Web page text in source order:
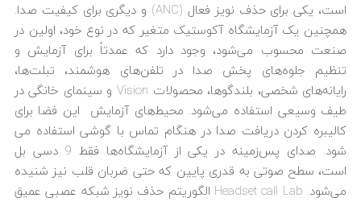
است، یکی برای حذف نویز فعال (ANC) و دیگری برای کیفیت صدا.
همچنین یک آزمایشگاه آکوستیک متغیر که در نوع خود، اولین در
صنعت محسوب می‌شود، وجود دارد که عمدتاً برای آزمایش و
تنظیم جلوه‌های پخش صدا در تلفن‌های هوشمند، تبلت‌ها،
رایانه‌های شخصی، بلندگوها، محصولات Vision و سینمای خانگی در
طیف وسیعی استفاده می‌شود. محیط‌های آزمایش این فضا برای
کالیبره کردن دریافت صدا در هنگام تماس با گوشی استفاده می
شود. صدای پس‌زمینه در یکی از آزمایشگاه‌ها فقط 9 دسی بل
است، سطح صوتی به قدری پایین که حتی ضربان قلب نیز شنیده
می‌شود. Headset call Lab الگوریتم حذف نویز شبکه عصبی عمیق